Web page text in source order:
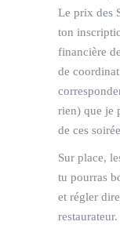
Le prix des
ton
financière
de
rien) que je
de ces
Sur place,
tu pourras
et régler
restaurateur.